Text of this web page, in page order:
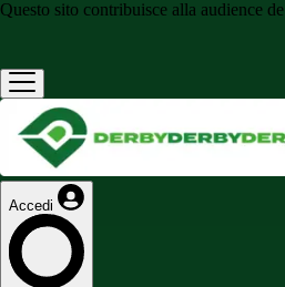
Questo sito contribuisce alla audience de
Accedi